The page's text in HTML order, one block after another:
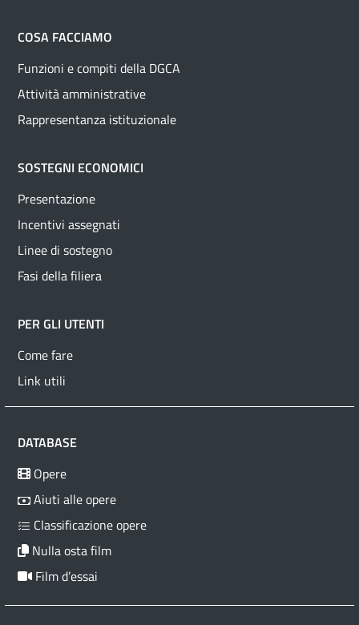
COSA FACCIAMO
Funzioni e compiti della DGCA
Attività amministrative
Rappresentanza istituzionale
SOSTEGNI ECONOMICI
Presentazione
Incentivi assegnati
Linee di sostegno
Fasi della filiera
PER GLI UTENTI
Come fare
Link utili
DATABASE
Opere
Aiuti alle opere
Classificazione opere
Nulla osta film
Film d’essai